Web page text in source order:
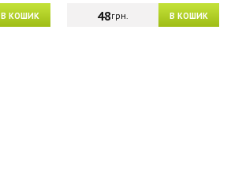
В КОШИК В КОШИК
48грн.